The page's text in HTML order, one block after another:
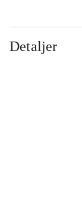
Detaljer